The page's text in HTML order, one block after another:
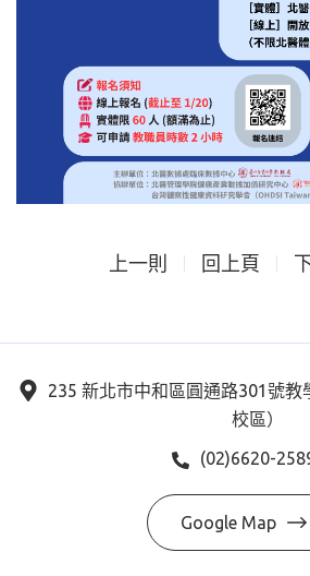
上一則 回上頁
235 新北市中和區圓通路301號教
校區）
(02)6620-
Google Map